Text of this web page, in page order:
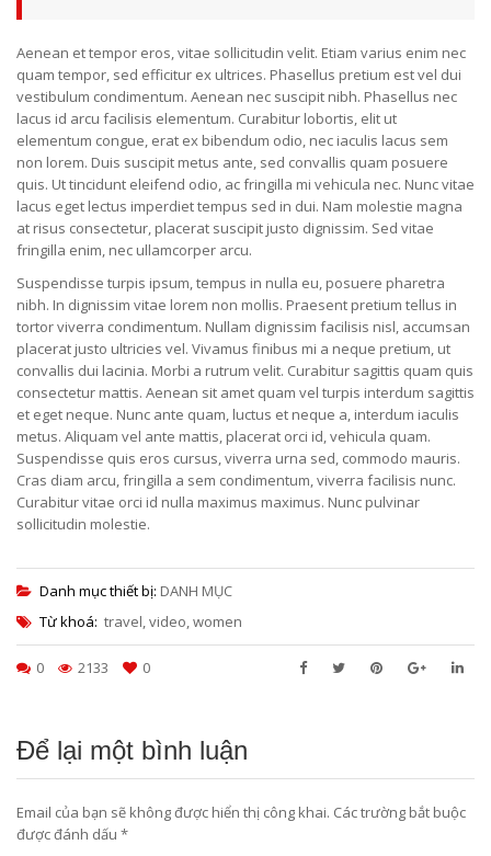
Aenean et tempor eros, vitae sollicitudin velit. Etiam varius enim nec
quam tempor, sed efficitur ex ultrices. Phasellus pretium est vel dui
vestibulum condimentum. Aenean nec suscipit nibh. Phasellus nec
lacus id arcu facilisis elementum. Curabitur lobortis, elit ut
elementum congue, erat ex bibendum odio, nec iaculis lacus sem
non lorem. Duis suscipit metus ante, sed convallis quam posuere
quis. Ut tincidunt eleifend odio, ac fringilla mi vehicula nec. Nunc vitae
lacus eget lectus imperdiet tempus sed in dui. Nam molestie magna
at risus consectetur, placerat suscipit justo dignissim. Sed vitae
fringilla enim, nec ullamcorper arcu.
Suspendisse turpis ipsum, tempus in nulla eu, posuere pharetra
nibh. In dignissim vitae lorem non mollis. Praesent pretium tellus in
tortor viverra condimentum. Nullam dignissim facilisis nisl, accumsan
placerat justo ultricies vel. Vivamus finibus mi a neque pretium, ut
convallis dui lacinia. Morbi a rutrum velit. Curabitur sagittis quam quis
consectetur mattis. Aenean sit amet quam vel turpis interdum sagittis
et eget neque. Nunc ante quam, luctus et neque a, interdum iaculis
metus. Aliquam vel ante mattis, placerat orci id, vehicula quam.
Suspendisse quis eros cursus, viverra urna sed, commodo mauris.
Cras diam arcu, fringilla a sem condimentum, viverra facilisis nunc.
Curabitur vitae orci id nulla maximus maximus. Nunc pulvinar
sollicitudin molestie.
Danh mục thiết bị: DANH MỤC
Từ khoá: travel,video,women
0 2133 0
Để lại một bình luận
Email của bạn sẽ không được hiển thị công khai. Các trường bắt buộc
được đánh dấu *